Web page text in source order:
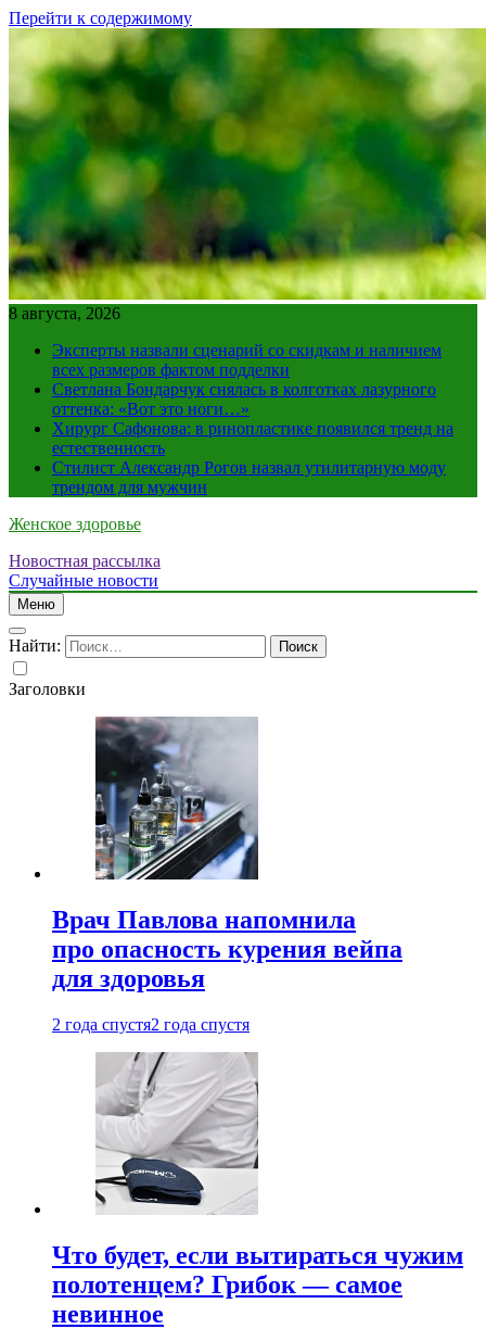
Перейти к содержимому
8 августа, 2026
Эксперты назвали сценарий со скидкам и наличием
всех размеров фактом подделки
Светлана Бондарчук снялась в колготках лазурного
оттенка: «Вот это ноги…»
Хирург Сафонова: в ринопластике появился тренд на
естественность
Стилист Александр Рогов назвал утилитарную моду
трендом для мужчин
Женское здоровье
Новостная рассылка
Случайные новости
Меню
Найти:
Заголовки
Врач Павлова напомнила
про опасность курения вейпа
для здоровья
2 года спустя2 года спустя
Что будет, если вытираться чужим
полотенцем? Грибок — самое
невинное